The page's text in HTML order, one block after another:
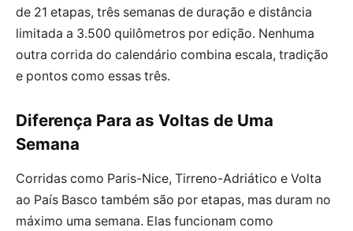
de 21 etapas, três semanas de duração e distância
limitada a 3.500 quilômetros por edição. Nenhuma
outra corrida do calendário combina escala, tradição
e pontos como essas três.
Diferença Para as Voltas de Uma
Semana
Corridas como Paris-Nice, Tirreno-Adriático e Volta
ao País Basco também são por etapas, mas duram no
máximo uma semana. Elas funcionam como